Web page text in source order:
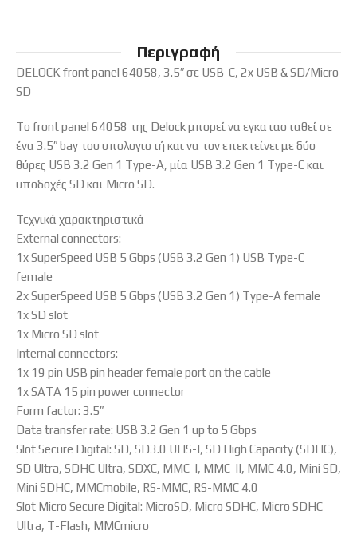
Περιγραφή
DELOCK front panel 64058, 3.5″ σε USB-C, 2x USB & SD/Micro
SD
To front panel 64058 της Delock μπορεί να εγκατασταθεί σε
ένα 3.5″ bay του υπολογιστή και να τον επεκτείνει με δύο
θύρες USB 3.2 Gen 1 Type-A, μία USB 3.2 Gen 1 Type-C και
υποδοχές SD και Micro SD.
Τεχνικά χαρακτηριστικά
Εxternal connectors:
1x SuperSpeed USB 5 Gbps (USB 3.2 Gen 1) USB Type-C
female
2x SuperSpeed USB 5 Gbps (USB 3.2 Gen 1) Type-A female
1x SD slot
1x Micro SD slot
Internal connectors:
1x 19 pin USB pin header female port on the cable
1x SATA 15 pin power connector
Form factor: 3.5″
Data transfer rate: USB 3.2 Gen 1 up to 5 Gbps
Slot Secure Digital: SD, SD3.0 UHS-I, SD High Capacity (SDHC),
SD Ultra, SDHC Ultra, SDXC, MMC-I, MMC-II, MMC 4.0, Mini SD,
Mini SDHC, MMCmobile, RS-MMC, RS-MMC 4.0
Slot Micro Secure Digital: MicroSD, Micro SDHC, Micro SDHC
Ultra, T-Flash, MMCmicro